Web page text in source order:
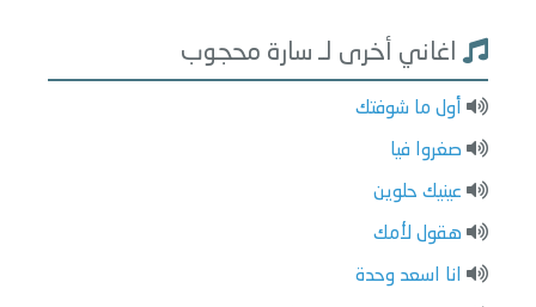
اغاني أخرى لـ سارة محجوب
أول ما شوفتك
صغروا فيا
عينيك حلوين
هقول لأمك
انا اسعد وحدة